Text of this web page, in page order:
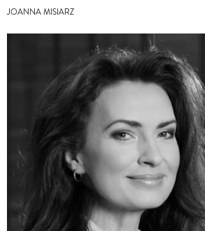
JOANNA MISIARZ